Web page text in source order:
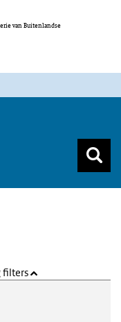
van Buitenlandse
filters